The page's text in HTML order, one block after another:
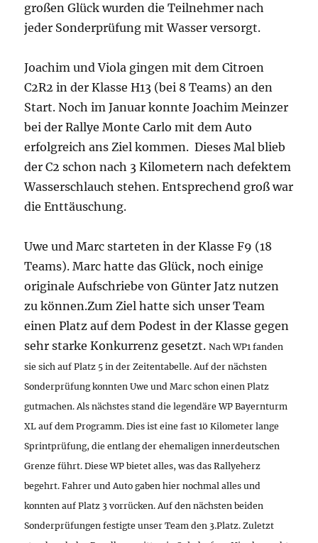
großen Glück wurden die Teilnehmer nach
jeder Sonderprüfung mit Wasser versorgt.
Joachim und Viola gingen mit dem Citroen
C2R2 in der Klasse H13 (bei 8 Teams) an den
Start. Noch im Januar konnte Joachim Meinzer
bei der Rallye Monte Carlo mit dem Auto
erfolgreich ans Ziel kommen. Dieses Mal blieb
der C2 schon nach 3 Kilometern nach defektem
Wasserschlauch stehen. Entsprechend groß war
die Enttäuschung.
Uwe und Marc starteten in der Klasse F9 (18
Teams). Marc hatte das Glück, noch einige
originale Aufschriebe von Günter Jatz nutzen
zu können.Zum Ziel hatte sich unser Team
einen Platz auf dem Podest in der Klasse gegen
sehr starke Konkurrenz gesetzt.Nach WP1 fanden
sie sich auf Platz 5 in der Zeitentabelle. Auf der nächsten
Sonderprüfung konnten Uwe und Marc schon einen Platz
gutmachen. Als nächstes stand die legendäre WP Bayernturm
XL auf dem Programm. Dies ist eine fast 10 Kilometer lange
Sprintprüfung, die entlang der ehemaligen innerdeutschen
Grenze führt. Diese WP bietet alles, was das Rallyeherz
begehrt. Fahrer und Auto gaben hier nochmal alles und
konnten auf Platz 3 vorrücken.Auf den nächsten beiden
Sonderprüfungen festigte unser Team den 3.Platz. Zuletzt